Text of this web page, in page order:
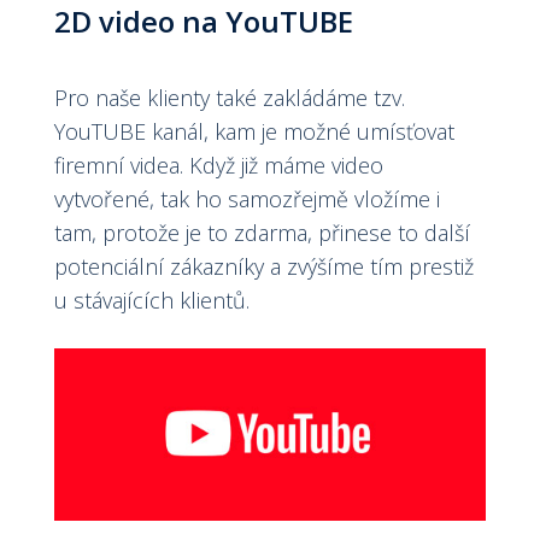
2D video na YouTUBE
Pro naše klienty také zakládáme tzv.
YouTUBE kanál, kam je možné umísťovat
firemní videa. Když již máme video
vytvořené, tak ho samozřejmě vložíme i
tam, protože je to zdarma, přinese to další
potenciální zákazníky a zvýšíme tím prestiž
u stávajících klientů.